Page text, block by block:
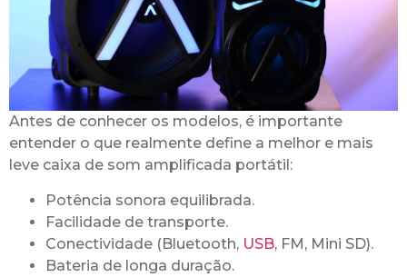
Antes de conhecer os modelos, é importante
entender o que realmente define a melhor e mais
leve caixa de som amplificada portátil:
Potência sonora equilibrada.
Facilidade de transporte.
Conectividade (Bluetooth, USB, FM, Mini SD).
Bateria de longa duração.